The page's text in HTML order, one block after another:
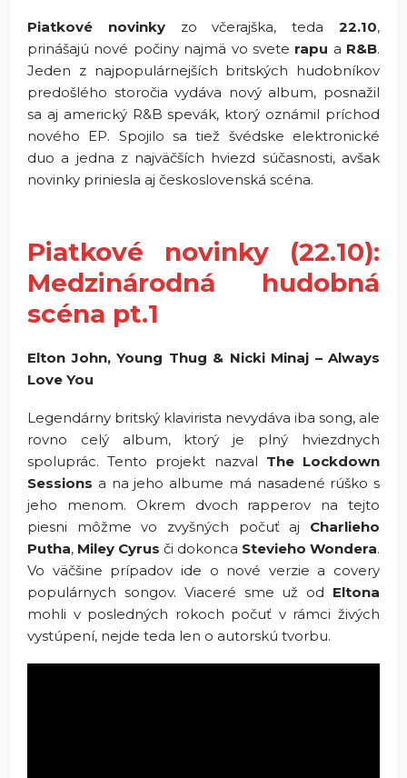
Piatkové novinkyzo včerajška, teda 22.10,
prinášajú nové počiny najmä vo svete rapu a R&B.
Jeden z najpopulárnejších britských hudobníkov
predošlého storočia vydáva nový album, posnažil
sa aj americký R&B spevák, ktorý oznámil príchod
nového EP. Spojilo sa tiež švédske elektronické
duo a jedna z najväčších hviezd súčasnosti, avšak
novinky priniesla aj československá scéna.
Piatkové novinky (22.10):
Medzinárodná hudobná
scéna pt.1
Elton John, Young Thug & Nicki Minaj – Always
Love You
Legendárny britský klavirista nevydáva iba song, ale
rovno celý album, ktorý je plný hviezdnych
spoluprác. Tento projekt nazval The Lockdown
Sessions a na jeho albume má nasadené rúško s
jeho menom. Okrem dvoch rapperov na tejto
piesni môžme vo zvyšných počuť aj Charlieho
Putha, Miley Cyrus či dokonca Stevieho Wondera.
Vo väčšine prípadov ide o nové verzie a covery
populárnych songov. Viaceré sme už od Eltona
mohli v posledných rokoch počuť v rámci živých
vystúpení, nejde teda len o autorskú tvorbu.